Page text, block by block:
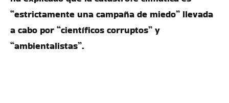
“estrictamente una campaña de miedo” llevada
a cabo por “científicos corruptos” y
“ambientalistas”.